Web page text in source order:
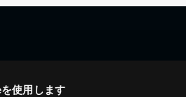
使用します